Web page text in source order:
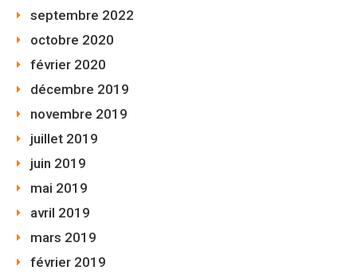
septembre 2022
octobre 2020
février 2020
décembre 2019
novembre 2019
juillet 2019
juin 2019
mai 2019
avril 2019
mars 2019
février 2019